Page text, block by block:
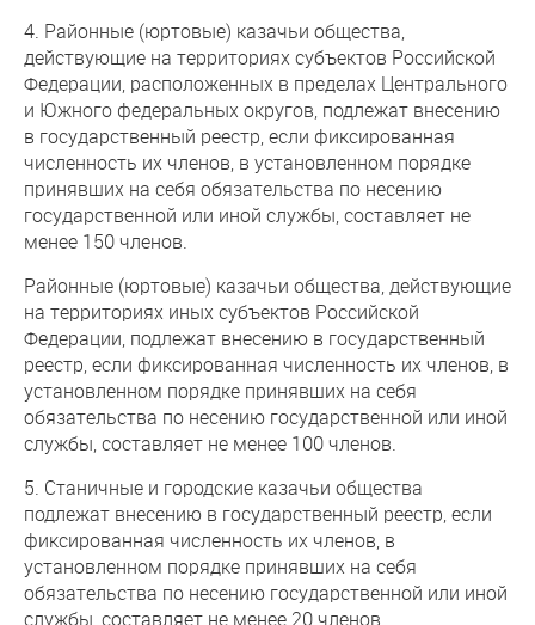
4. Районные (юртовые) казачьи общества,
действующие на территориях субъектов Российской
Федерации, расположенных в пределах Центрального
и Южного федеральных округов, подлежат внесению
в государственный реестр, если фиксированная
численность их членов, в установленном порядке
принявших на себя обязательства по несению
государственной или иной службы, составляет не
менее 150 членов.
Районные (юртовые) казачьи общества, действующие
на территориях иных субъектов Российской
Федерации, подлежат внесению в государственный
реестр, если фиксированная численность их членов, в
установленном порядке принявших на себя
обязательства по несению государственной или иной
службы, составляет не менее 100 членов.
5. Станичные и городские казачьи общества
подлежат внесению в государственный реестр, если
фиксированная численность их членов, в
установленном порядке принявших на себя
обязательства по несению государственной или иной
службы, составляет не менее 20 членов.